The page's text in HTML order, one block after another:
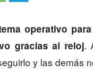
operativo
gracias al reloj.
y las demás